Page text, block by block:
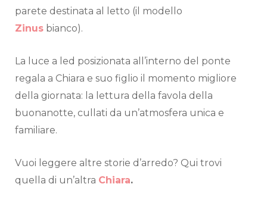
parete destinata al letto (il modello
Zinus bianco).
La luce a led posizionata all’interno del ponte
regala a Chiara e suo figlio il momento migliore
della giornata: la lettura della favola della
buonanotte, cullati da un’atmosfera unica e
familiare.
Vuoi leggere altre storie d’arredo? Qui trovi
quella di un’altra Chiara.